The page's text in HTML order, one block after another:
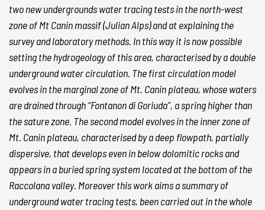
two new undergrounds water tracing tests in the north-west
zone of Mt Canin massif (Julian Alps) and at explaining the
survey and laboratory methods. In this way it is now possible
setting the hydrogeology of this area, characterised by a double
underground water circulation. The first circulation model
evolves in the marginal zone of Mt. Canin plateau, whose waters
are drained through “Fontanon di Goriuda”, a spring higher than
the sature zone. The second model evolves in the inner zone of
Mt. Canin plateau, characterised by a deep flowpath, partially
dispersive, that develops even in below dolomitic rocks and
appears in a buried spring system located at the bottom of the
Raccolana valley. Moreover this work aims a summary of
underground water tracing tests, been carried out in the whole